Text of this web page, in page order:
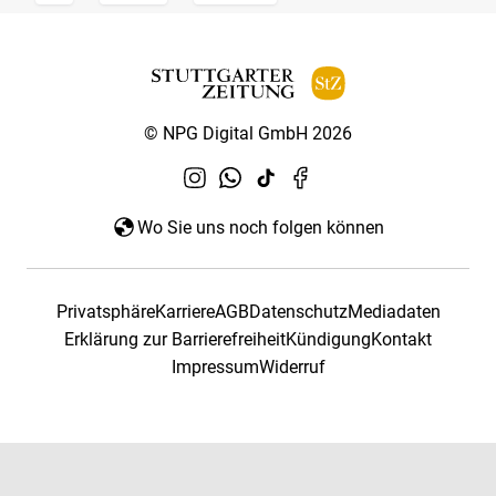
© NPG Digital GmbH 2026
Wo Sie uns noch folgen können
PrivatsphäreKarriereAGBDatenschutzMediadaten
Erklärung zur BarrierefreiheitKündigungKontakt
ImpressumWiderruf